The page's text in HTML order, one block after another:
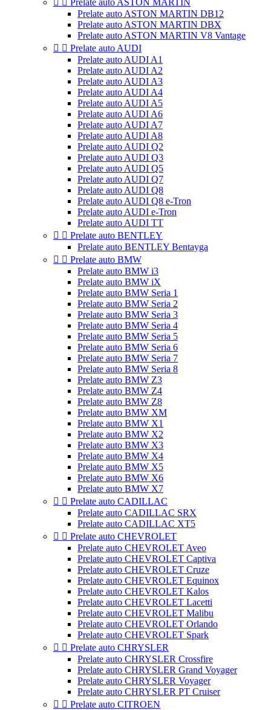
  Prelate auto ASTON MARTIN
Prelate auto ASTON MARTIN DB12
Prelate auto ASTON MARTIN DBX
Prelate auto ASTON MARTIN V8 Vantage
  Prelate auto AUDI
Prelate auto AUDI A1
Prelate auto AUDI A2
Prelate auto AUDI A3
Prelate auto AUDI A4
Prelate auto AUDI A5
Prelate auto AUDI A6
Prelate auto AUDI A7
Prelate auto AUDI A8
Prelate auto AUDI Q2
Prelate auto AUDI Q3
Prelate auto AUDI Q5
Prelate auto AUDI Q7
Prelate auto AUDI Q8
Prelate auto AUDI Q8 e-Tron
Prelate auto AUDI e-Tron
Prelate auto AUDI TT
  Prelate auto BENTLEY
Prelate auto BENTLEY Bentayga
  Prelate auto BMW
Prelate auto BMW i3
Prelate auto BMW iX
Prelate auto BMW Seria 1
Prelate auto BMW Seria 2
Prelate auto BMW Seria 3
Prelate auto BMW Seria 4
Prelate auto BMW Seria 5
Prelate auto BMW Seria 6
Prelate auto BMW Seria 7
Prelate auto BMW Seria 8
Prelate auto BMW Z3
Prelate auto BMW Z4
Prelate auto BMW Z8
Prelate auto BMW XM
Prelate auto BMW X1
Prelate auto BMW X2
Prelate auto BMW X3
Prelate auto BMW X4
Prelate auto BMW X5
Prelate auto BMW X6
Prelate auto BMW X7
  Prelate auto CADILLAC
Prelate auto CADILLAC SRX
Prelate auto CADILLAC XT5
  Prelate auto CHEVROLET
Prelate auto CHEVROLET Aveo
Prelate auto CHEVROLET Captiva
Prelate auto CHEVROLET Cruze
Prelate auto CHEVROLET Equinox
Prelate auto CHEVROLET Kalos
Prelate auto CHEVROLET Lacetti
Prelate auto CHEVROLET Malibu
Prelate auto CHEVROLET Orlando
Prelate auto CHEVROLET Spark
  Prelate auto CHRYSLER
Prelate auto CHRYSLER Crossfire
Prelate auto CHRYSLER Grand Voyager
Prelate auto CHRYSLER Voyager
Prelate auto CHRYSLER PT Cruiser
  Prelate auto CITROEN